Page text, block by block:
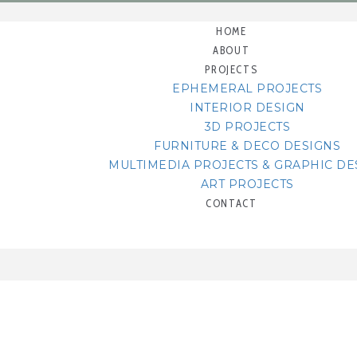
HOME
ABOUT
PROJECTS
EPHEMERAL PROJECTS
INTERIOR DESIGN
3D PROJECTS
FURNITURE & DECO DESIGNS
MULTIMEDIA PROJECTS & GRAPHIC
ART PROJECTS
CONTACT